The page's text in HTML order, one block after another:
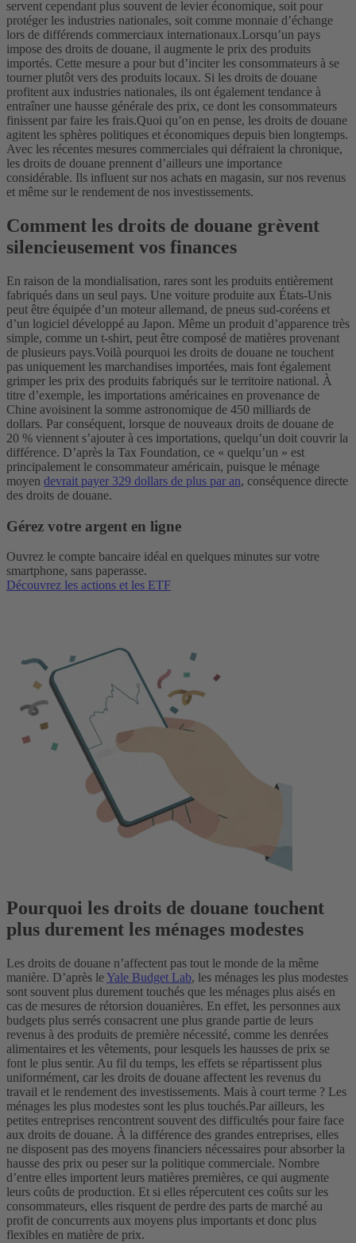
servent cependant plus souvent de levier économique, soit pour
protéger les industries nationales, soit comme monnaie d’échange
lors de différends commerciaux internationaux.Lorsqu’un pays
impose des droits de douane, il augmente le prix des produits
importés. Cette mesure a pour but d’inciter les consommateurs à se
tourner plutôt vers des produits locaux. Si les droits de douane
profitent aux industries nationales, ils ont également tendance à
entraîner une hausse générale des prix, ce dont les consommateurs
finissent par faire les frais.Quoi qu’on en pense, les droits de douane
agitent les sphères politiques et économiques depuis bien longtemps.
Avec les récentes mesures commerciales qui défraient la chronique,
les droits de douane prennent d’ailleurs une importance
considérable. Ils influent sur nos achats en magasin, sur nos revenus
et même sur le rendement de nos investissements.
Comment les droits de douane grèvent
silencieusement vos finances
En raison de la mondialisation, rares sont les produits entièrement
fabriqués dans un seul pays. Une voiture produite aux États-Unis
peut être équipée d’un moteur allemand, de pneus sud-coréens et
d’un logiciel développé au Japon. Même un produit d’apparence très
simple, comme un t-shirt, peut être composé de matières provenant
de plusieurs pays.Voilà pourquoi les droits de douane ne touchent
pas uniquement les marchandises importées, mais font également
grimper les prix des produits fabriqués sur le territoire national. À
titre d’exemple, les importations américaines en provenance de
Chine avoisinent la somme astronomique de 450 milliards de
dollars. Par conséquent, lorsque de nouveaux droits de douane de
20 % viennent s’ajouter à ces importations, quelqu’un doit couvrir la
différence. D’après la Tax Foundation, ce « quelqu’un » est
principalement le consommateur américain, puisque le ménage
moyen devrait payer 329 dollars de plus par an, conséquence directe
des droits de douane.
Gérez votre argent en ligne
Ouvrez le compte bancaire idéal en quelques minutes sur votre
smartphone, sans paperasse.
Découvrez les actions et les ETF
Pourquoi les droits de douane touchent
plus durement les ménages modestes
Les droits de douane n’affectent pas tout le monde de la même
manière. D’après leYale Budget Lab, les ménages les plus modestes
sont souvent plus durement touchés que les ménages plus aisés en
cas de mesures de rétorsion douanières. En effet, les personnes aux
budgets plus serrés consacrent une plus grande partie de leurs
revenus à des produits de première nécessité, comme les denrées
alimentaires et les vêtements, pour lesquels les hausses de prix se
font le plus sentir. Au fil du temps, les effets se répartissent plus
uniformément, car les droits de douane affectent les revenus du
travail et le rendement des investissements. Mais à court terme ? Les
ménages les plus modestes sont les plus touchés.Par ailleurs, les
petites entreprises rencontrent souvent des difficultés pour faire face
aux droits de douane. À la différence des grandes entreprises, elles
ne disposent pas des moyens financiers nécessaires pour absorber la
hausse des prix ou peser sur la politique commerciale. Nombre
d’entre elles importent leurs matières premières, ce qui augmente
leurs coûts de production. Et si elles répercutent ces coûts sur les
consommateurs, elles risquent de perdre des parts de marché au
profit de concurrents aux moyens plus importants et donc plus
flexibles en matière de prix.